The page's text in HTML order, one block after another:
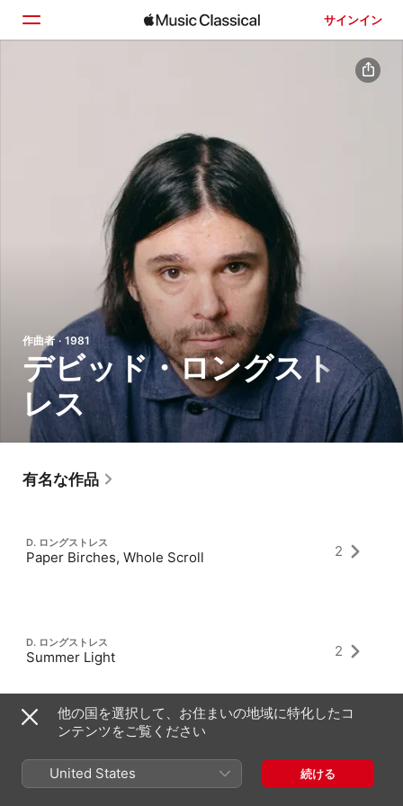
サインイン
作曲者 · 1981
デビッド・ロングスト
レス
有名な作品
D. ロングストレス
Paper Birches, Whole Scroll 2
D. ロングストレス
Summer Light 2
Bank On
他の国を選択して、お住まいの地域に特化したコ
ンテンツをご覧ください
United States 続ける